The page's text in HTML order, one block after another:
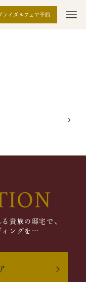
ライダルフェア予約
貴族の邸宅で、
ィングを…